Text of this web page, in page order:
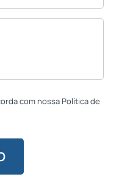
com nossa Política de